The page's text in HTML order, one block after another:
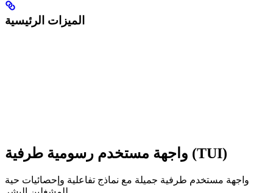
الميزات الرئيسية
واجهة مستخدم رسومية طرفية (TUI)
واجهة مستخدم طرفية جميلة مع نماذج تفاعلية وإحصائيات حية